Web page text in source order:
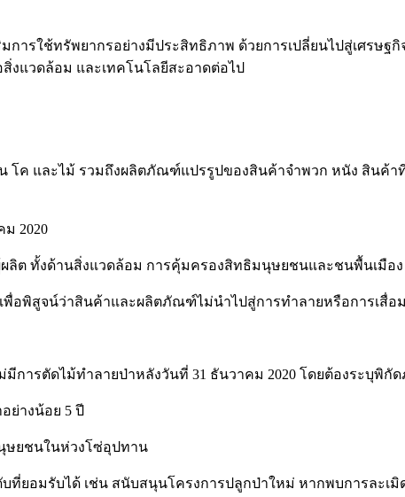
มการใช้ทรัพยากรอย่างมีประสิทธิภาพ ด้วยการเปลี่ยนไปสู่เศรษฐ
งแวดล้อม และเทคโนโลยีสะอาดต่อไป
ค และไม้ รวมถึงผลิตภัณฑ์แปรรูปของสินค้าจำพวก หนัง สินค้า
2020
ลิต ทั้งด้านสิ่งแวดล้อม การคุ้มครองสิทธิมนุษยชนและชนพื้นเมือง
เพื่อพิสูจน์ว่าสินค้าและผลิตภัณฑ์ไม่นำไปสู่การทำลายหรือการเสื่อ
ารตัดไม้ทำลายป่าหลังวันที่ 31 ธันวาคม 2020 โดยต้องระบุพิกั
ย่างน้อย 5 ปี
ษยชนในห่วงโซ่อุปทาน
ที่ยอมรับได้ เช่น สนับสนุนโครงการปลูกป่าใหม่ หากพบการละเ